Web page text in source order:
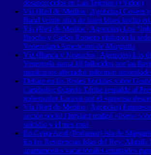
desaparecidos en Las Tejerías (+Video)
Vía (Red de Medios | Agencias) Covers
Band veinte años de buen blues hecho en
Vía (Red de Medios | Agencias) Los
Bracho y Carlos Romero visitaron la
Venezolano Americano de Margarita
Vía (Banca y Negocios | Agencias) Las
Venezuela suma 18 fallecidos por las
municipios afectados informan
Debate en las Redes Sociales sobre
Carabobo: Octavio Táriba respalda al
gobernador Lacava por el «proceso
Vía (Red de Medios | Agencias)
acción social | Intylact realizó «lives»
suicidio y el mes rosa
En Costa Azul (Porlamar) isla de
En las Residencias Islas del Rey: Alquila
apartamentos vacacionales equipados